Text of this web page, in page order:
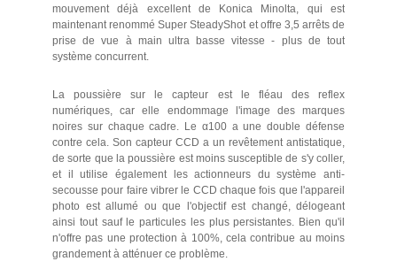
mouvement déjà excellent de Konica Minolta, qui est
maintenant renommé Super SteadyShot et offre 3,5 arrêts de
prise de vue à main ultra basse vitesse - plus de tout
système concurrent.
La poussière sur le capteur est le fléau des reflex
numériques, car elle endommage l'image des marques
noires sur chaque cadre. Le α100 a une double défense
contre cela. Son capteur CCD a un revêtement antistatique,
de sorte que la poussière est moins susceptible de s'y coller,
et il utilise également les actionneurs du système anti-
secousse pour faire vibrer le CCD chaque fois que l'appareil
photo est allumé ou que l'objectif est changé, délogeant
ainsi tout sauf le particules les plus persistantes. Bien qu'il
n'offre pas une protection à 100%, cela contribue au moins
grandement à atténuer ce problème.